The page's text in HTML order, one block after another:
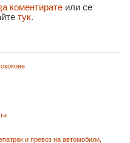
коментиратеили се
тук.
и превоз на автомобили,